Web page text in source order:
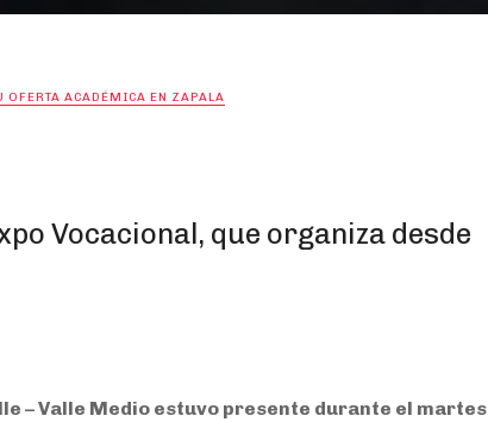
ACADÉMICA EN ZAPALA
Vocacional, que organiza desde
– Valle Medio estuvo presente durante el martes